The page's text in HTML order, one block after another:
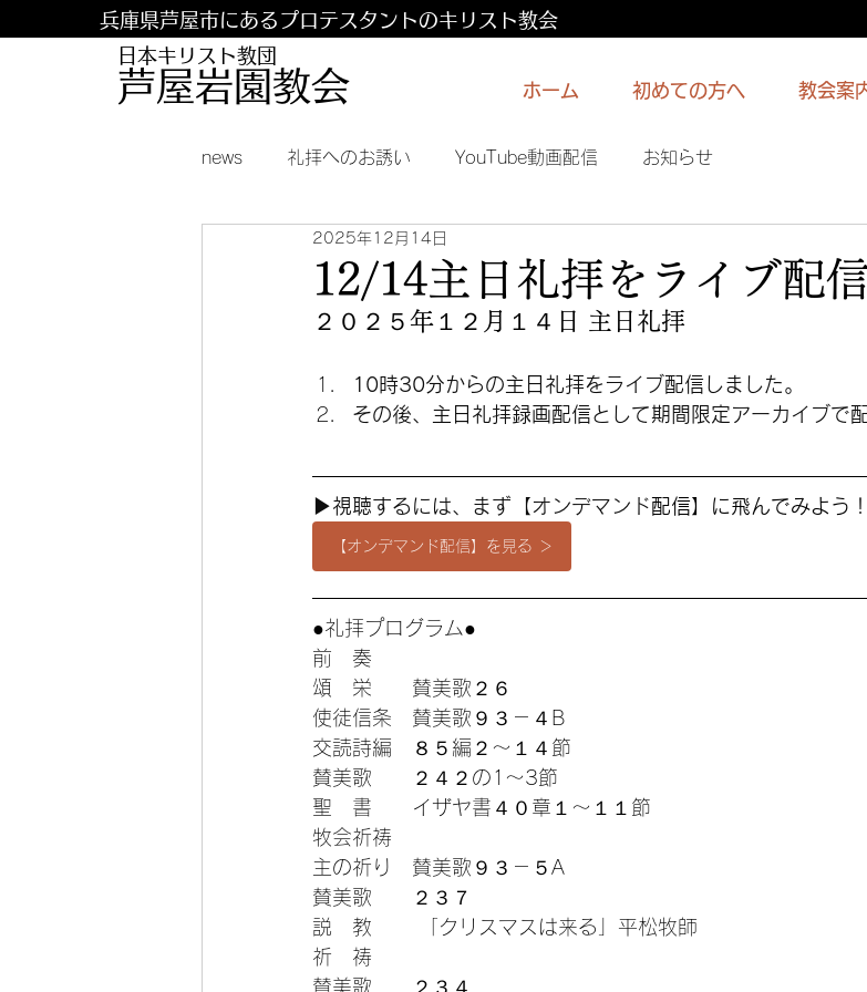
兵庫県芦屋市にあるプロテスタントのキリスト教会
日本キリスト教団
​​芦屋岩園教会 ホーム 初めての方へ 教会案
news 礼拝へのお誘い YouTube動画配信 お知らせ
12/14主日礼拝をライブ配
2025年12月14日
２０２５年１２月１４日 主日礼拝
10時30分からの主日礼拝をライブ配信しました。
その後、主日礼拝録画配信として期間限定アーカイブで
▶︎視聴するには、まず【オンデマンド配信】に飛んでみよう ！
【オンデマンド配信】を見る ＞
●礼拝プログラム●
前　奏
頌　栄　　賛美歌２６
使徒信条　賛美歌９３－４B
交読詩編　８５編２〜１４節
賛美歌　　２４２の1〜3節
聖　書　　イザヤ書４０章１〜１１節
牧会祈祷
主の祈り　賛美歌９３－５A
賛美歌　　２３７
説　教 　　「クリスマスは来る」平松牧師
祈　祷
賛美歌　　２３４